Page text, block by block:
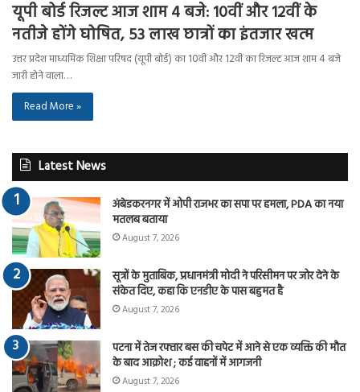
यूपी बोर्ड रिजल्ट आज शाम 4 बजे: 10वीं और 12वीं के
नतीजे होंगे घोषित, 53 लाख छात्रों का इंतजार खत्म
उत्तर प्रदेश माध्यमिक शिक्षा परिषद (यूपी बोर्ड) का 10वीं और 12वीं का रिजल्ट आज शाम 4 बजे
जारी होने वाला…
Read More »
Latest News
अंबेडकरनगर में ओपी राजभर का सपा पर हमला, PDA का नया
मतलब बताया
August 7, 2026
सूत्रों के मुताबिक, प्रधानमंत्री मोदी ने परिसीमन पर जोर देने के
संकेत दिए, कहा कि एनडीए के पास बहुमत है
August 7, 2026
पटना में तेज रफ्तार बस की चपेट में आने से एक व्यक्ति की मौत
के बाद आक्रोश ; कई वाहनों में आगजनी
August 7, 2026